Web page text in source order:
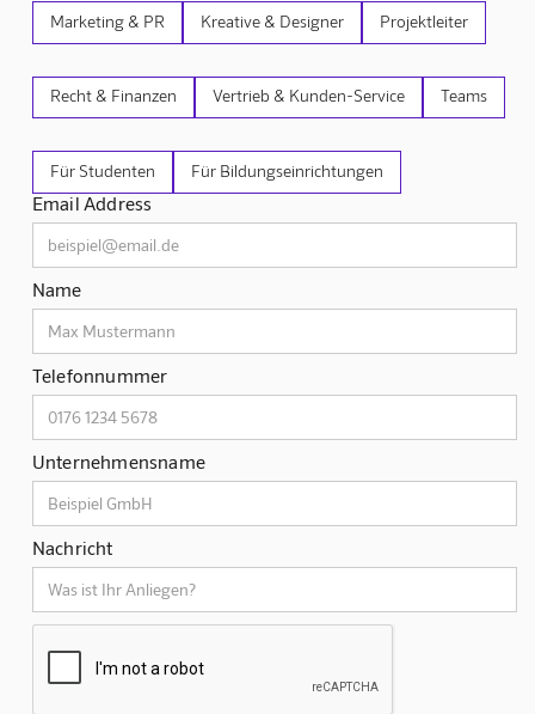
Marketing & PR Kreative & Designer Projektleiter
Recht & Finanzen Vertrieb & Kunden-Service Teams
Für Studenten Für Bildungseinrichtungen
Email Address
Name
Telefonnummer
Unternehmensname
Nachricht